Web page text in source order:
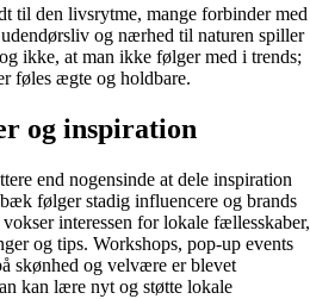
til den livsrytme, mange forbinder med
og nærhed til naturen spiller
ikke, at man ikke følger med i trends;
føles ægte og holdbare.
og inspiration
end nogensinde at dele inspiration
følger stadig influencere og brands
interessen for lokale fællesskaber,
og tips. Workshops, pop-up events
skønhed og velvære er blevet
kan lære nyt og støtte lokale